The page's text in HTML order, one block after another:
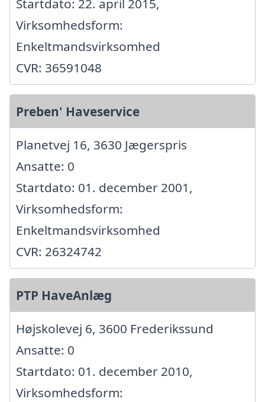
Startdato: 22. april 2015,
Virksomhedsform:
Enkeltmandsvirksomhed
CVR: 36591048
Preben' Haveservice
Planetvej 16, 3630 Jægerspris
Ansatte: 0
Startdato: 01. december 2001,
Virksomhedsform:
Enkeltmandsvirksomhed
CVR: 26324742
PTP HaveAnlæg
Højskolevej 6, 3600 Frederikssund
Ansatte: 0
Startdato: 01. december 2010,
Virksomhedsform: